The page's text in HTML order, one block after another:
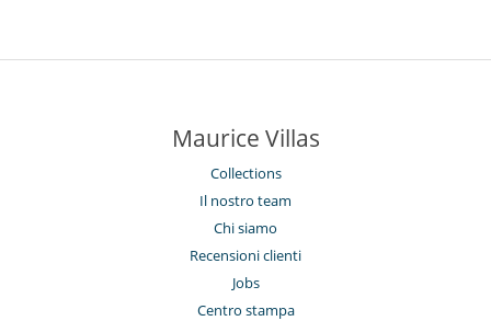
Maurice Villas
Collections
Il nostro team
Chi siamo
Recensioni clienti
Jobs
Centro stampa